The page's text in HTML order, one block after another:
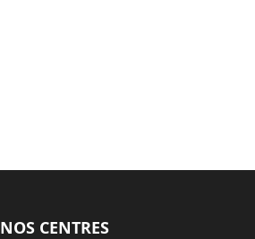
NOS CENTRES